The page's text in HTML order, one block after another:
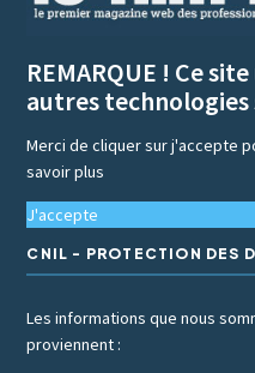
REMARQUE ! Ce
autres technologies
Merci de cliquer sur j'accepte
savoir plus
J'accepte
CNIL - PROTECTION DES
Les informations que nous
proviennent :